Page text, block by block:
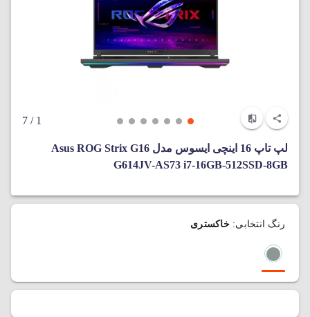
1
/ 7
لپ‌ تاپ 16 اینچی ایسوس مدل Asus ROG Strix G16
G614JV-AS73 i7-16GB-512SSD-8GB
رنگ انتخابی:خاکستری